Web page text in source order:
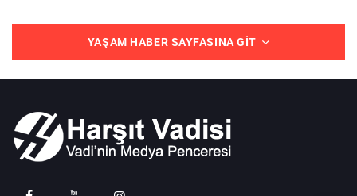
YAŞAM HABER SAYFASINA GIT